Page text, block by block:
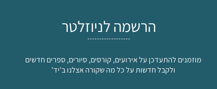
הרשמה לניוזלטר
מוזמנים להתעדכן על אירועים, קורסים, סיורים, ספרים חדשים
ולקבל חדשות על כל מה שקורה אצלנו ב'יד'